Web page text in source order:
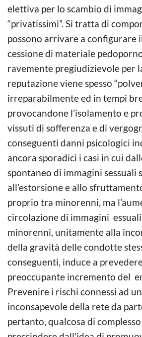
elettiva per lo scambio di
“privatissimi”. Si tratta di
possono arrivare a configurare
cessione di materiale
ravemente pregiudizievole per
reputazione viene spesso
irreparabilmente ed in tempi
provocandone l’isolamento e
vissuti di sofferenza e di
conseguenti danni psicologici
ancora sporadici i casi in cui
spontaneo di immagini sessuali
all’estorsione e allo
proprio tra minorenni, ma
circolazione di immagini
minorenni, unitamente alla
della gravità delle condotte
conseguenti, induce a
preoccupante incremento del
Prevenire i rischi connessi ad
inconsapevole della rete da
pertanto, qualcosa di